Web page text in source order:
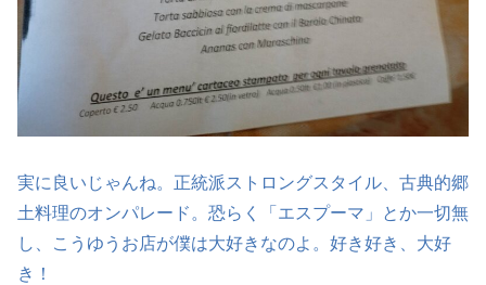
実に良いじゃんね。正統派ストロングスタイル、古典的郷
土料理のオンパレード。恐らく「エスプーマ」とか一切無
し、こうゆうお店が僕は大好きなのよ。好き好き、大好
き！